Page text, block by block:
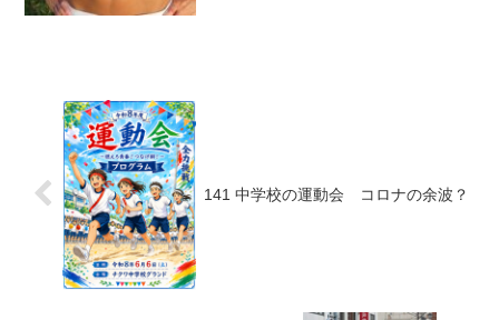
141 中学校の運動会 コロナの余波？